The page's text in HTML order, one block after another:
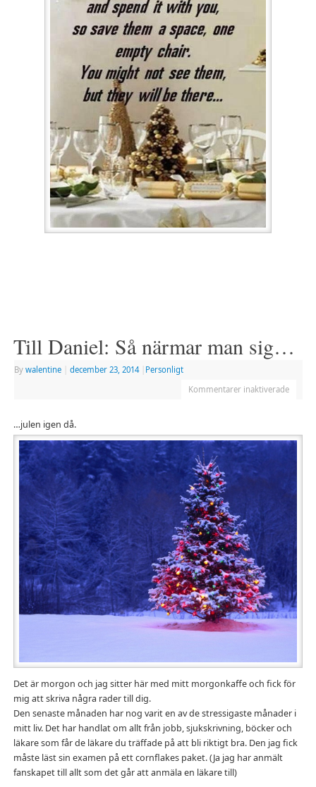
Till Daniel: Så närmar man sig…
By walentine december 23, 2014
Personligt
Kommentarer inaktiverade
…julen igen då.
Det är morgon och jag sitter här med mitt morgonkaffe och fick för
mig att skriva några rader till dig.
Den senaste månaden har nog varit en av de stressigaste månader i
mitt liv. Det har handlat om allt från jobb, sjukskrivning, böcker och
läkare som får de läkare du träffade på att bli riktigt bra. Den jag fick
måste läst sin examen på ett cornflakes paket. (Ja jag har anmält
fanskapet till allt som det går att anmäla en läkare till)